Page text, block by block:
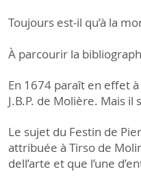
Toujours est-il qu’à la
À parcourir la
En 1674 paraît en effet
J.B.P. de Molière. Mais
Le sujet du Festin de
attribuée à Tirso de
dell’arte et que l’une